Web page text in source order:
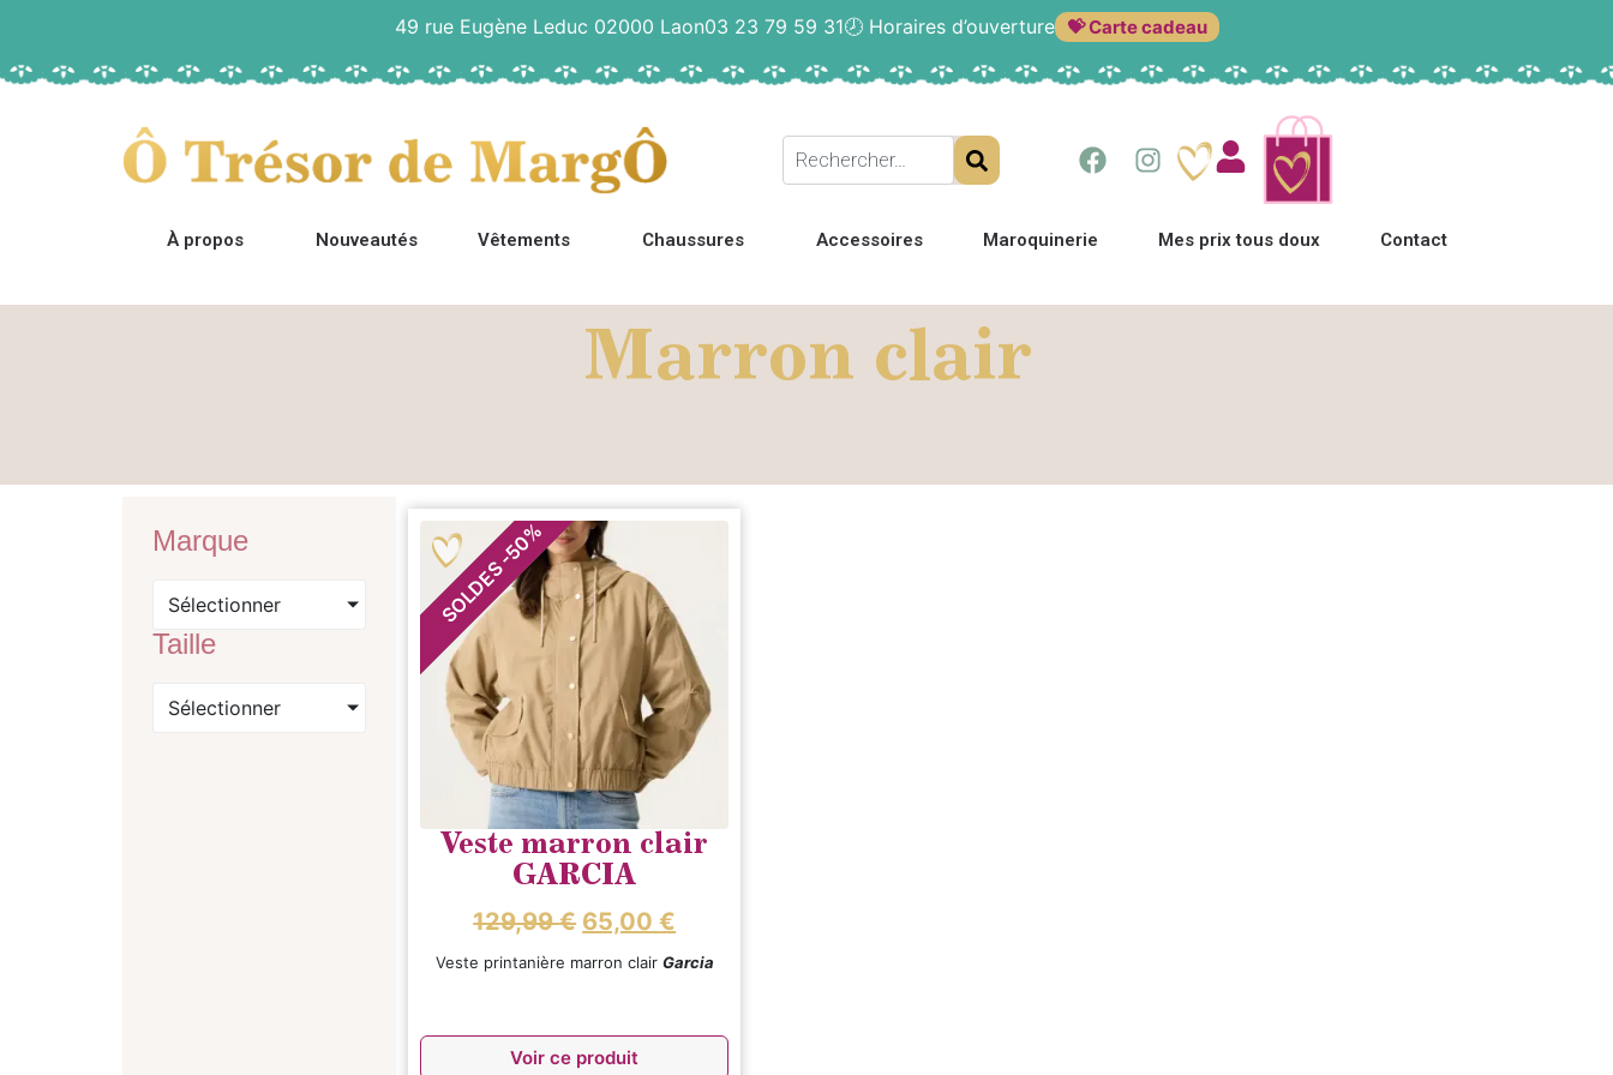
49 rue Eugène Leduc 02000 Laon03 23 79 59 31🕗 Horaires d’ouverture 💝 Carte cadeau
À propos Nouveautés Vêtements Chaussures Accessoires Maroquinerie Mes prix tous doux Contact
Marron clair
Marque
Sélectionner
Taille
Sélectionner
SOLDES
-
50
%
Veste marron clair
GARCIA
129,99€ 65,00€
Veste printanière marron clair Garcia
Voir ce produit